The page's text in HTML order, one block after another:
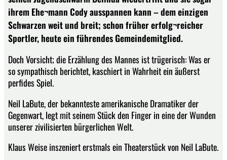
ihrem Ehe¬mann Cody ausspannen kann – dem einzigen
Schwarzen weit und breit; schon früher erfolg¬reicher
Sportler, heute ein führendes Gemeindemitglied.
Doch Vorsicht; die Erzählung des Mannes ist trügerisch: Was er
so sympathisch berichtet, kaschiert in Wahrheit ein äußerst
perfides Spiel.
Neil LaBute, der bekannteste amerikanische Dramatiker der
Gegenwart, legt mit seinem Stück den Finger in eine der Wunden
unserer zivilisierten bürgerlichen Welt.
Klaus Weise inszeniert erstmals ein Theaterstück von Neil LaBute.